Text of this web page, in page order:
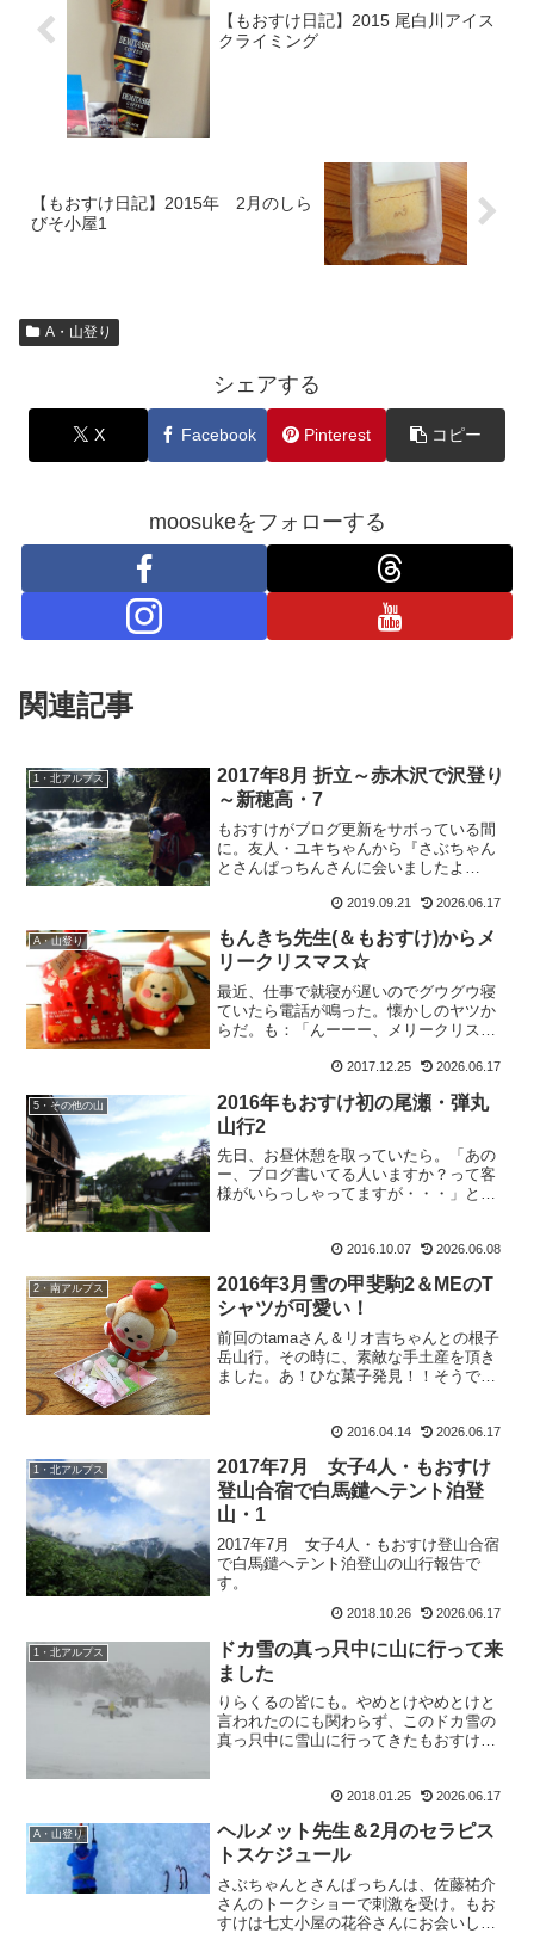
【もおすけ日記】2015 尾白川アイス
クライミング
【もおすけ日記】2015年 2月のしら
びそ小屋1
A・山登り
シェアする
X Facebook Pinterest コピー
moosukeをフォローする
関連記事
1・北アルプス
2017年8月 折立～赤木沢で沢登り
～新穂高・7
もおすけがブログ更新をサボっている間
に。友人・ユキちゃんから『さぶちゃん
とさんぱっちんさんに会いましたよ
『黒部源流で、さぶちゃんとさんぱっち
んにまさかの遭遇！』と。魚津では友達
夫婦のトモさん＆ヨッペさんと...
2019.09.21 2026.06.17
A・山登り
もんきち先生(＆もおすけ)からメ
リークリスマス☆
最近、仕事で就寝が遅いのでグウグウ寝
ていたら電話が鳴った。懐かしのヤツか
らだ。も：「んーーー、メリークリスマ
て思いっきり寝起きの声じゃないです
ウ。朝からテンション高く、元...
2017.12.25 2026.06.17
5・その他の山
2016年もおすけ初の尾瀬・弾丸
山行2
先日、お昼休憩を取っていたら。「あの
ー、ブログ書いてる人いますか？って客
様がいらっしゃってますが・・・」と、
ったら。うちのスタッフ、私以外にブロ
グ書いてる人いなかった！...
2016.10.07 2026.06.08
2・南アルプス
2016年3月雪の甲斐駒2＆MEのT
シャツが可愛い！
前回のtamaさん＆リオ吉ちゃんとの根子
岳山行。その時に、素敵な手土産を頂き
ました。あ！ひな菓子発見！！そうで
tamaさんありがとね。byもんきち先生
2016.04.14 2026.06.17
1・北アルプス
2017年7月 女子4人・もおすけ
登山合宿で白馬鑓へテント泊登
山・1
2017年7月 女子4人・もおすけ登山合宿
で白馬鑓へテント泊登山の山行報告で
す。
2018.10.26 2026.06.17
1・北アルプス
ドカ雪の真っ只中に山に行って来
ました
りらくるの皆にも。やめとけやめとけと
言われたのにも関わらず、このドカ雪の
真っ只中に雪山に行ってきたもおすけで
景でしたよ。駐車場の時点で。雪と風。
人はそれを吹雪と呼ぶ。だ...
2018.01.25 2026.06.17
A・山登り
ヘルメット先生＆2月のセラピス
トスケジュール
さぶちゃんとさんぱっちんは、佐藤祐介
さんのトークショーで刺激を受け。もお
すけは七丈小屋の花谷さんにお会いし